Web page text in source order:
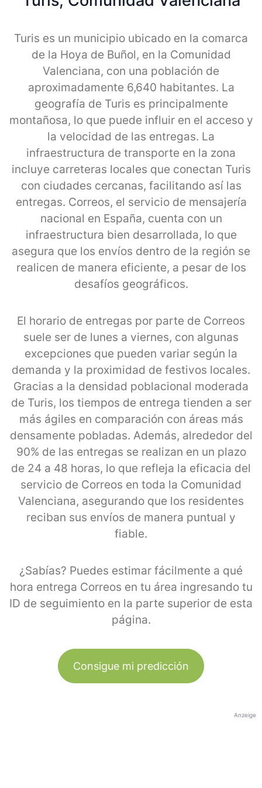
Turis es un municipio ubicado en la comarca
de la Hoya de Buñol, en la Comunidad
Valenciana, con una población de
aproximadamente 6,640 habitantes. La
geografía de Turis es principalmente
montañosa, lo que puede influir en el acceso y
la velocidad de las entregas. La
infraestructura de transporte en la zona
incluye carreteras locales que conectan Turis
con ciudades cercanas, facilitando así las
entregas. Correos, el servicio de mensajería
nacional en España, cuenta con un
infraestructura bien desarrollada, lo que
asegura que los envíos dentro de la región se
realicen de manera eficiente, a pesar de los
desafíos geográficos.
El horario de entregas por parte de Correos
suele ser de lunes a viernes, con algunas
excepciones que pueden variar según la
demanda y la proximidad de festivos locales.
Gracias a la densidad poblacional moderada
de Turis, los tiempos de entrega tienden a ser
más ágiles en comparación con áreas más
densamente pobladas. Además, alrededor del
90% de las entregas se realizan en un plazo
de 24 a 48 horas, lo que refleja la eficacia del
servicio de Correos en toda la Comunidad
Valenciana, asegurando que los residentes
reciban sus envíos de manera puntual y
fiable.
¿Sabías? Puedes estimar fácilmente a qué
hora entrega Correos en tu área ingresando tu
ID de seguimiento en la parte superior de esta
página.
Consigue mi predicción
Anzeige